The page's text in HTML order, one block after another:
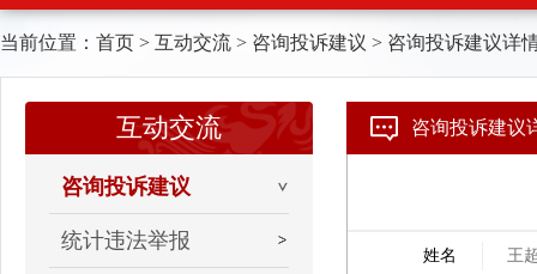
当前位置： 首页 > 互动交流 > 咨询投诉建议 > 咨询投诉建议详
互动交流
咨询投诉建议
统计违法举报
咨询投诉建议
姓名 王